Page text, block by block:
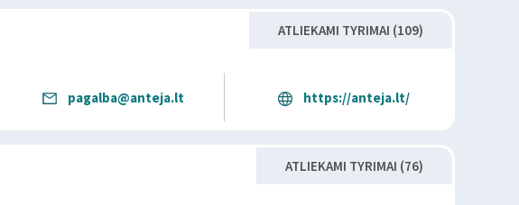
ATLIEKAMI TYRIMAI (109)
pagalba@anteja.lt https://anteja.lt/
ATLIEKAMI TYRIMAI (76)